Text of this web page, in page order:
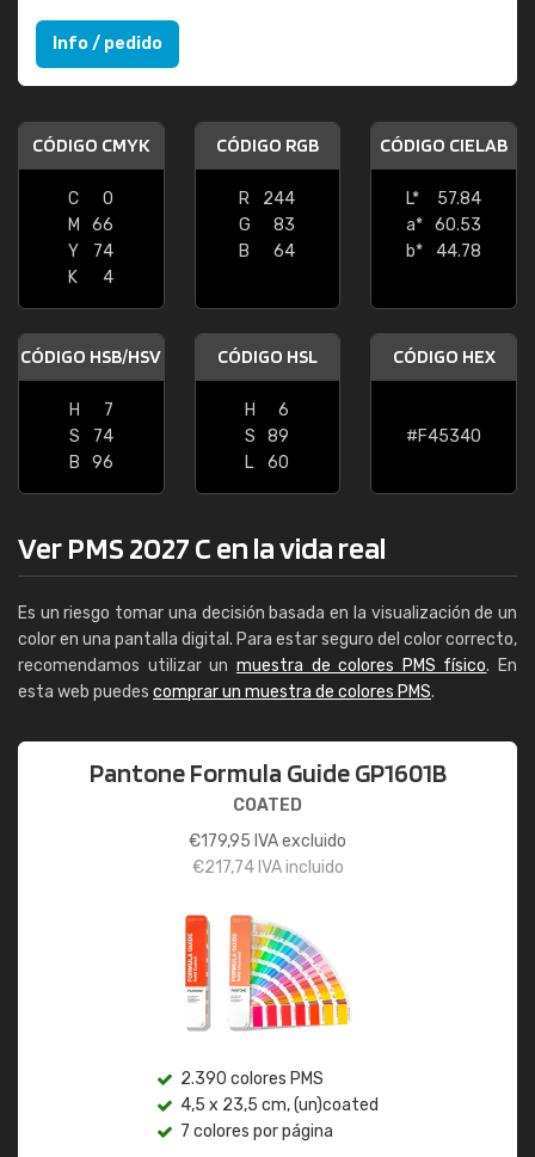
Info / pedido
CÓDIGO CMYK
C
0
M
66
Y
74
K
4
CÓDIGO RGB
R
244
G
83
B
64
CÓDIGO CIELAB
L*
57.84
a* 60.53
b*
44.78
CÓDIGO HSB/HSV
H
7
S
74
B
96
CÓDIGO HSL
H
6
S
89
L
60
CÓDIGO HEX
#F45340
Ver PMS 2027 C en la vida real
Es un riesgo tomar una decisión basada en la visualización de un
color en una pantalla digital. Para estar seguro del color correcto,
recomendamos utilizar un muestra de colores PMS físico. En
esta web puedes comprar un muestra de colores PMS.
Pantone Formula Guide GP1601B
COATED
€179,95 IVA excluido
€217,74IVA incluido
2.390 colores PMS
4,5 x 23,5 cm, (un)coated
7 colores por página